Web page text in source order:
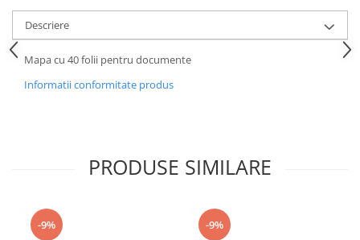
Descriere
Mapa cu 40 folii pentru documente
Informatii conformitate produs
PRODUSE SIMILARE
-9% -9%